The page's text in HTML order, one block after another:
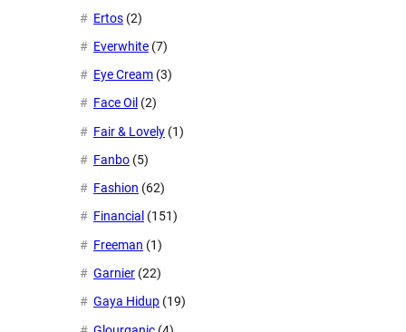
Ertos (2)
Everwhite (7)
Eye Cream (3)
Face Oil (2)
Fair & Lovely (1)
Fanbo (5)
Fashion (62)
Financial (151)
Freeman (1)
Garnier (22)
Gaya Hidup (19)